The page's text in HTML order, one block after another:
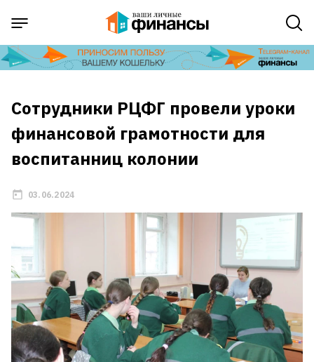
Сотрудники РЦФГ провели уроки
финансовой грамотности для
воспитанниц колонии
03.06.2024